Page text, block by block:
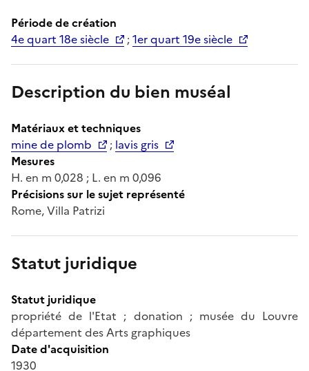
Période de création
4e quart 18e siècle
;1er quart 19e siècle
Description du bien muséal
Matériaux et techniques
mine de plomb
; lavis gris
Mesures
H. en m 0,028 ; L. en m 0,096
Précisions sur le sujet représenté
Rome, Villa Patrizi
Statut juridique
Statut juridique
propriété de l'Etat ; donation ; musée du Louvre
département des Arts graphiques
Date d'acquisition
1930